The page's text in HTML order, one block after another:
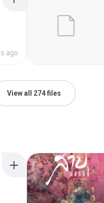
ago
View all 274 files